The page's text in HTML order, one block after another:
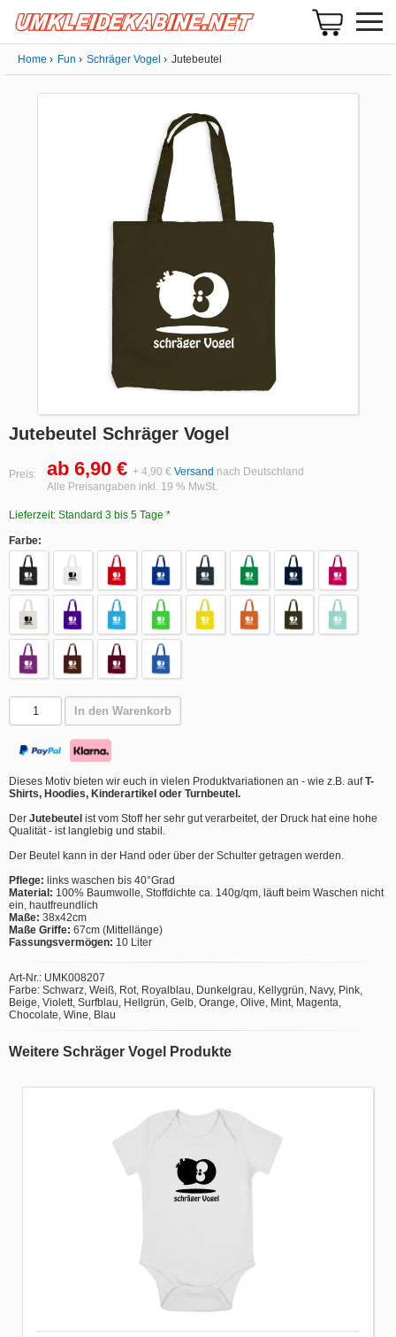
Home Fun Schräger Vogel Jutebeutel
Jutebeutel Schräger Vogel
Preis: ab 6,90 € + 4,90 € Versand nach Deutschland
Alle Preisangaben inkl. 19 % MwSt.
Lieferzeit: Standard 3 bis 5 Tage *
Farbe:
In den Warenkorb
Dieses Motiv bieten wir euch in vielen Produktvariationen an - wie z.B. aufT-
Shirts, Hoodies, Kinderartikel oder Turnbeutel.
Der Jutebeutel ist vom Stoff her sehr gut verarbeitet, der Druck hat eine hohe
Qualität - ist langlebig und stabil.
Der Beutel kann in der Hand oder über der Schulter getragen werden.
Pflege: links waschen bis 40°Grad
Material: 100% Baumwolle, Stoffdichte ca. 140g/qm, läuft beim Waschen nicht
ein, hautfreundlich
Maße: 38x42cm
Maße Griffe: 67cm (Mittellänge)
Fassungsvermögen: 10 Liter
Art-Nr.: UMK008207
Farbe: Schwarz, Weiß, Rot, Royalblau, Dunkelgrau, Kellygrün, Navy, Pink,
Beige, Violett, Surfblau, Hellgrün, Gelb, Orange, Olive, Mint, Magenta,
Chocolate, Wine, Blau
Weitere Schräger Vogel Produkte